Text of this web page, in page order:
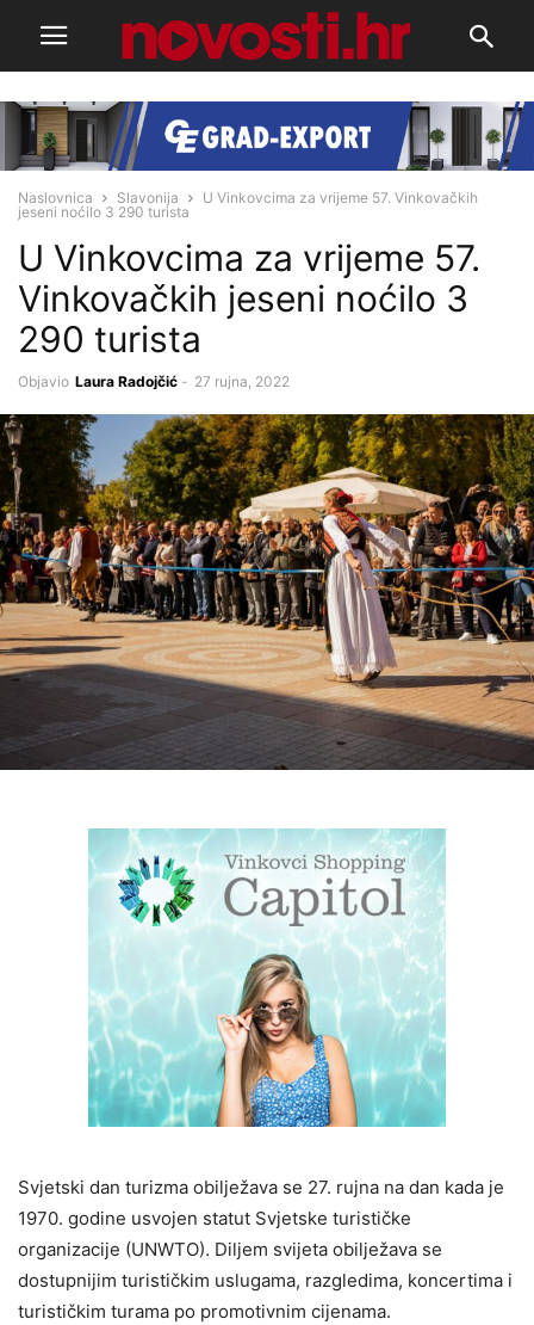
Naslovnica Slavonija
U Vinkovcima za vrijeme 57. Vinkovačkih
jeseni noćilo 3 290 turista
U Vinkovcima za vrijeme 57.
Vinkovačkih jeseni noćilo 3
290 turista
Objavio Laura Radojčić - 27 rujna, 2022
Svjetski dan turizma obilježava se 27. rujna na dan kada je
1970. godine usvojen statut Svjetske turističke
organizacije (UNWTO). Diljem svijeta obilježava se
dostupnijim turističkim uslugama, razgledima, koncertima i
turističkim turama po promotivnim cijenama.